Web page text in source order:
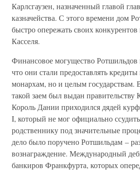
Карлсгаузен, назначенный главой
казначейства. С этого времени дом
быстро опережать своих
Касселя.
Финансовое могущество Ротшильдов
что они стали предоставлять кредиты
монархам, но и целым государствам.
такой заем был выдан правительству
Король Дании приходился дядей
I, который не мог официально
родственнику под значительные
дело было поручено Ротшильдам –
вознаграждение. Международный
банкиров Франкфурта, которых